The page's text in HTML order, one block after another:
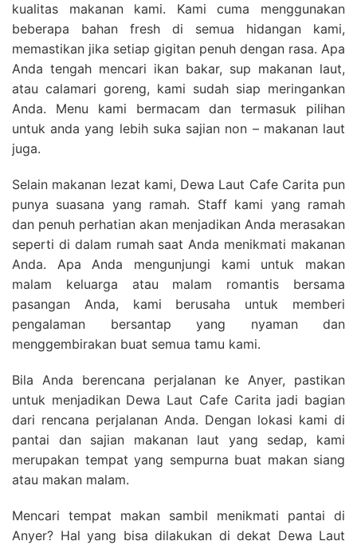
kualitas makanan kami. Kami cuma menggunakan
beberapa bahan fresh di semua hidangan kami,
memastikan jika setiap gigitan penuh dengan rasa. Apa
Anda tengah mencari ikan bakar, sup makanan laut,
atau calamari goreng, kami sudah siap meringankan
Anda. Menu kami bermacam dan termasuk pilihan
untuk anda yang lebih suka sajian non – makanan laut
juga.
Selain makanan lezat kami, Dewa Laut Cafe Carita pun
punya suasana yang ramah. Staff kami yang ramah
dan penuh perhatian akan menjadikan Anda merasakan
seperti di dalam rumah saat Anda menikmati makanan
Anda. Apa Anda mengunjungi kami untuk makan
malam keluarga atau malam romantis bersama
pasangan Anda, kami berusaha untuk memberi
pengalaman bersantap yang nyaman dan
menggembirakan buat semua tamu kami.
Bila Anda berencana perjalanan ke Anyer, pastikan
untuk menjadikan Dewa Laut Cafe Carita jadi bagian
dari rencana perjalanan Anda. Dengan lokasi kami di
pantai dan sajian makanan laut yang sedap, kami
merupakan tempat yang sempurna buat makan siang
atau makan malam.
Mencari tempat makan sambil menikmati pantai di
Anyer? Hal yang bisa dilakukan di dekat Dewa Laut